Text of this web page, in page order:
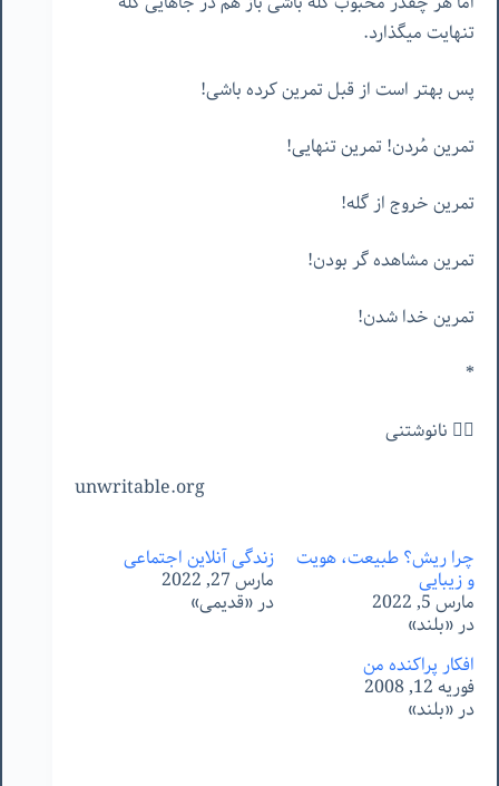
تنهایت میگذارد.
پس بهتر است از قبل تمرین کرده باشی!
تمرین مُردن! تمرین تنهایی!
تمرین خروج از گله!
تمرین مشاهده گر بودن!
تمرین خدا شدن!
*
✍🏻 نانوشتنی
unwritable.org
چرا ریش؟ طبیعت، هویت
و زیبایی
مارس 5, 2022
در «بلند»
زندگی آنلاین اجتماعی
مارس 27, 2022
در «قدیمی»
افکار پراکنده من
فوریه 12, 2008
در «بلند»